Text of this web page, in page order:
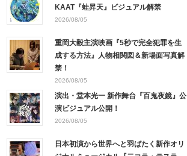
KAAT『蛙昇天』ビジュアル解禁
2026/08/05
重岡大毅主演映画『5秒で完全犯罪を生
成する方法』人物相関図＆新場面写真解
禁！
2026/08/05
演出・堂本光一 新作舞台『百鬼夜鏡』公
演ビジュアル公開！
2026/08/05
日本初演から世界へと羽ばたく新作オリ